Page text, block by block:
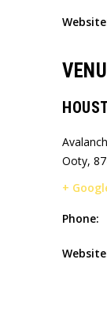
Ooty,
+
Phone: